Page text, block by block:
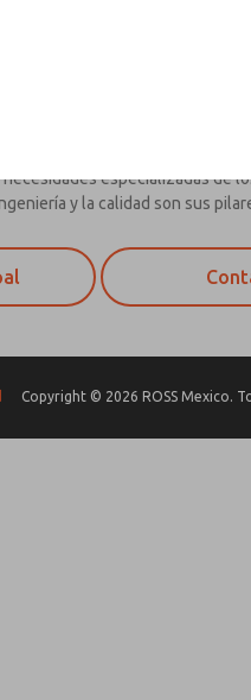
por ISO y tiene una
para una amplia gama de
y la industria en general.
sus productos a nivel
especializadas de
y la calidad son sus
Copyright © 2026 ROSS Mexico.